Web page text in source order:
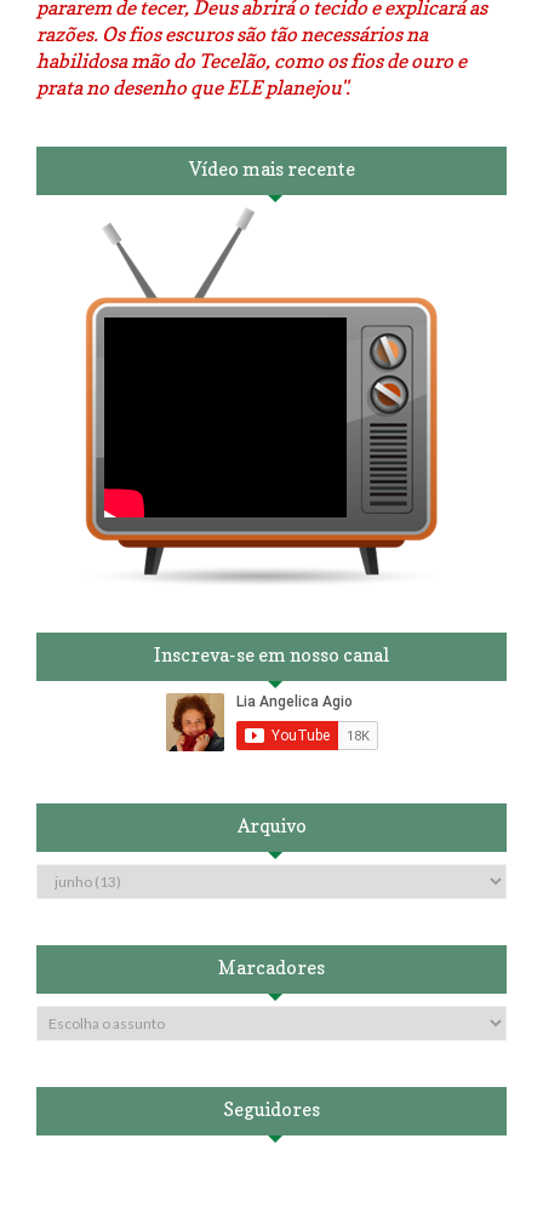
pararem de tecer, Deus abrirá o tecido e explicará as
razões. Os fios escuros são tão necessários na
habilidosa mão do Tecelão, como os fios de ouro e
prata no desenho que ELE planejou".
Vídeo mais recente
Inscreva-se em nosso canal
Arquivo
Marcadores
Seguidores